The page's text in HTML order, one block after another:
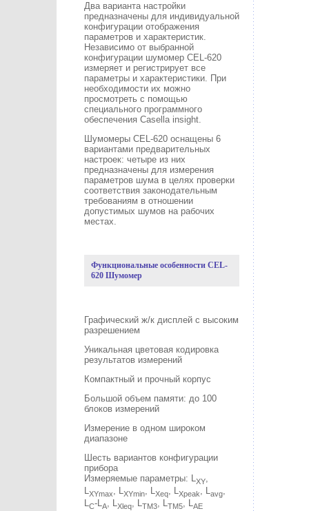
Два варианта настройки
предназначены для индивидуальной
конфигурации отображения
параметров и характеристик.
Независимо от выбранной
конфигурации шумомер CEL-620
измеряет и регистрирует все
параметры и характеристики. При
необходимости их можно
просмотреть с помощью
специального программного
обеспечения Casella insight.
Шумомеры CEL-620 оснащены 6
вариантами предварительных
настроек: четыре из них
предназначены для измерения
параметров шума в целях проверки
соответствия законодательным
требованиям в отношении
допустимых шумов на рабочих
местах.
Функциональные особенности CEL-
620 Шумомер
Графический ж/к дисплей с высоким
разрешением
Уникальная цветовая кодировка
результатов измерений
Компактный и прочный корпус
Большой объем памяти: до 100
блоков измерений
Измерение в одном широком
диапазоне
Шесть вариантов конфигурации
прибора
Измеряемые параметры: LXY,
LXYmax, LXYmin, LXeq, LXpeak, Lavg,
L C-L A , L Xleq , L TM3 , L TM5 , L AE